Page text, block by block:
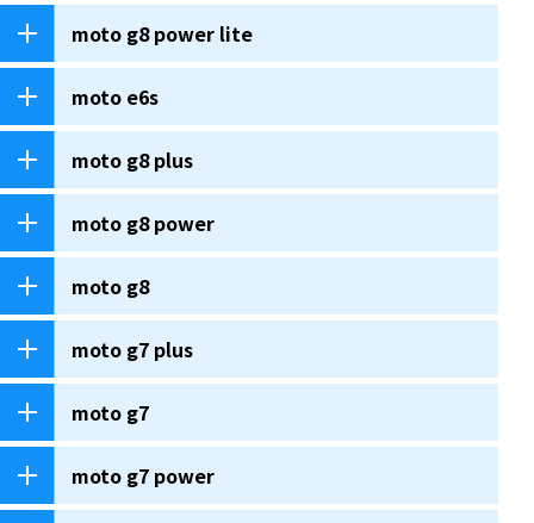
moto g8 power lite
moto e6s
moto g8 plus
moto g8 power
moto g8
moto g7 plus
moto g7
moto g7 power